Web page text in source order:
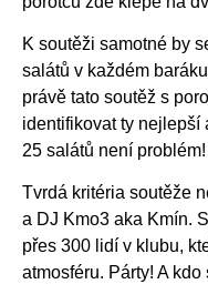
K soutěži samotné by
salátů v každém
právě tato soutěž s
identifikovat ty nejlepší
25 salátů není problém!
Tvrdá kritéria soutěže
a DJ Kmo3 aka Kmín.
přes 300 lidí v klubu,
atmosféru. Párty! A